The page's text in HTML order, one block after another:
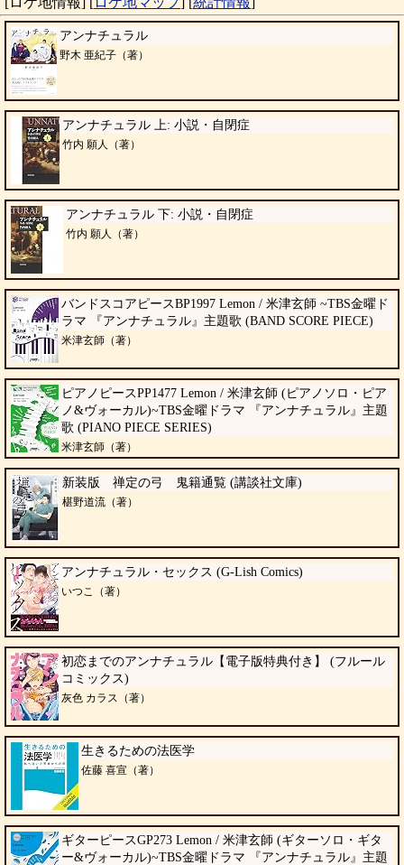
アンナチュラル
野木 亜紀子（著）
アンナチュラル 上: 小説・自閉症
竹内 願人（著）
アンナチュラル 下: 小説・自閉症
竹内 願人（著）
バンドスコアピースBP1997 Lemon / 米津玄師 ~TBS金曜ド
ラマ 『アンナチュラル』主題歌 (BAND SCORE PIECE)
米津玄師（著）
ピアノピースPP1477 Lemon / 米津玄師 (ピアノソロ・ピア
ノ&ヴォーカル)~TBS金曜ドラマ 『アンナチュラル』主題
歌 (PIANO PIECE SERIES)
米津玄師（著）
新装版 禅定の弓 鬼籍通覧 (講談社文庫)
椹野道流（著）
アンナチュラル・セックス (G-Lish Comics)
いつこ（著）
初恋までのアンナチュラル【電子版特典付き】 (フルール
コミックス)
灰色 カラス（著）
生きるための法医学
佐藤 喜宣（著）
ギターピースGP273 Lemon / 米津玄師 (ギターソロ・ギタ
ー&ヴォーカル)~TBS金曜ドラマ 『アンナチュラル』主題